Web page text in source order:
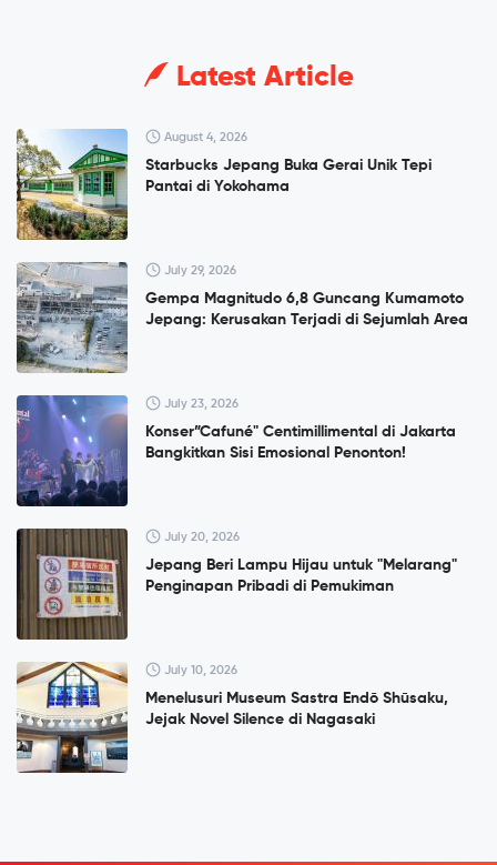
Latest Article
August 4, 2026
Starbucks Jepang Buka Gerai Unik Tepi
Pantai di Yokohama
July 29, 2026
Gempa Magnitudo 6,8 Guncang Kumamoto
Jepang: Kerusakan Terjadi di Sejumlah Area
July 23, 2026
Konser”Cafuné" Centimillimental di Jakarta
Bangkitkan Sisi Emosional Penonton!
July 20, 2026
Jepang Beri Lampu Hijau untuk "Melarang"
Penginapan Pribadi di Pemukiman
July 10, 2026
Menelusuri Museum Sastra Endō Shūsaku,
Jejak Novel Silence di Nagasaki